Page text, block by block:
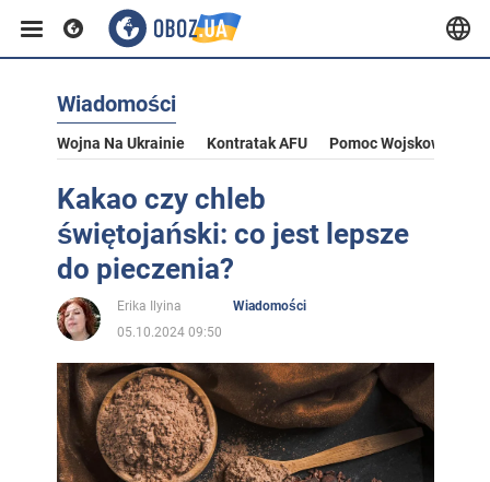
Wiadomości
Wojna Na Ukrainie Kontratak AFU Pomoc Wojskowa Dla
Kakao czy chleb
świętojański: co jest lepsze
do pieczenia?
Erika Ilyina
Wiadomości
05.10.2024 09:50